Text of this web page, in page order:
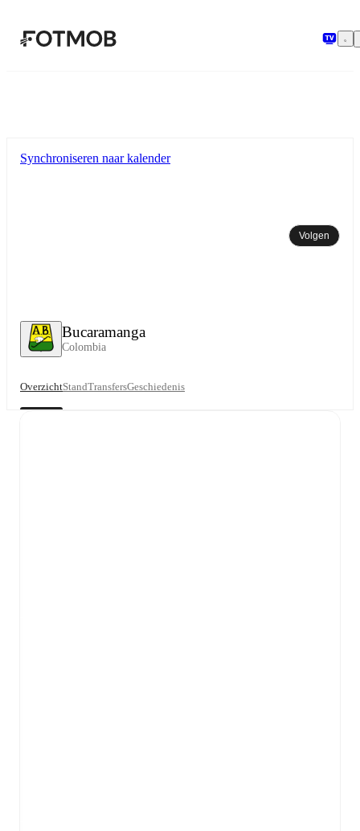
Bucaramanga
Colombia
Synchroniseren naar kalender
Volgen
OverzichtStandTransfersGeschiedenis